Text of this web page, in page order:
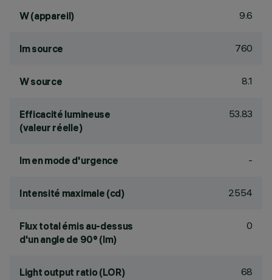
W (appareil) 9.6
lm source 760
W source 8.1
Efficacité lumineuse
(valeur réelle)
53.83
lm en mode d'urgence -
Intensité maximale (cd) 2554
Flux total émis au-dessus
d'un angle de 90° (lm)
0
Light output ratio (LOR) 68